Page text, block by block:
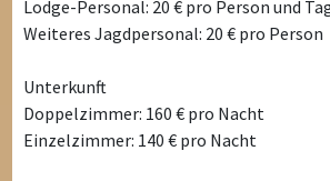
Lodge-Personal: 20 € pro Person und
Weiteres Jagdpersonal: 20 € pro Person
Unterkunft
Doppelzimmer: 160 € pro Nacht
Einzelzimmer: 140 € pro Nacht